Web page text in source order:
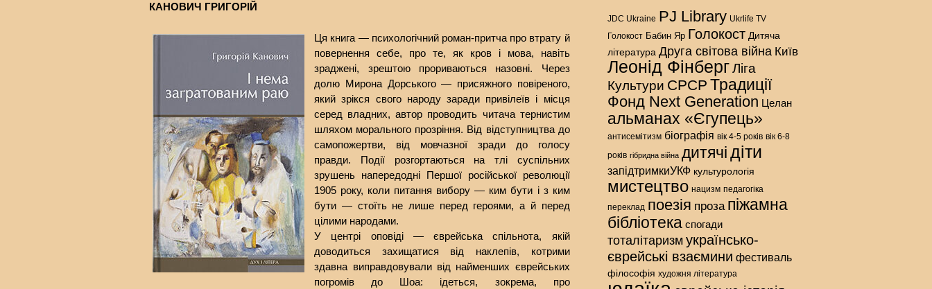
КАНОВИЧ ГРИГОРІЙ
Ця книга — психологічний роман-притча про втрату й
повернення себе, про те, як кров і мова, навіть
зраджені, зрештою прориваються назовні. Через
долю Мирона Дорського — присяжного повіреного,
який зрікся свого народу заради привілеїв і місця
серед владних, автор проводить читача тернистим
шляхом морального прозріння. Від відступництва до
самопожертви, від мовчазної зради до голосу
правди. Події розгортаються на тлі суспільних
зрушень напередодні Першої російської революції
1905 року, коли питання вибору — ким бути і з ким
бути — стоїть не лише перед героями, а й перед
цілими народами.
У центрі оповіді — єврейська спільнота, якій
доводиться захищатися від наклепів, котрими
здавна виправдовували від найменших єврейських
погромів до Шоа: ідеться, зокрема, про
JDC Ukraine PJ Library Ukrlife TV
Голокост Бабин Яр Голокост Дитяча
література Друга світова війна Київ
Леонід ФінбергЛіга
Культури СРСР Традиції
Фонд Next Generation Целан
альманах «Єгупець»
антисемітизм біографія вік 4-5 років вік 6-8
років гібридна війна дитячідіти
запідтримкиУКФ культурологія
мистецтво нацизм педагогіка
переклад поезія проза піжамна
бібліотека спогади
тоталітаризм українсько-
єврейські взаємини фестиваль
філософія художня література